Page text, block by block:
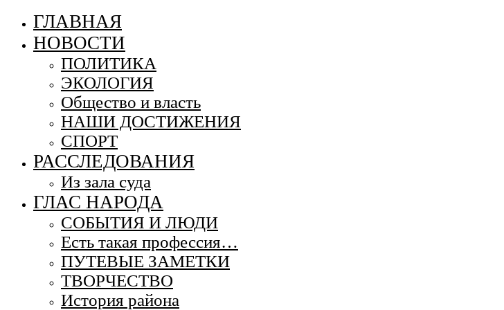
ГЛАВНАЯ
НОВОСТИ
ПОЛИТИКА
ЭКОЛОГИЯ
Общество и власть
НАШИ ДОСТИЖЕНИЯ
СПОРТ
РАССЛЕДОВАНИЯ
Из зала суда
ГЛАС НАРОДА
СОБЫТИЯ И ЛЮДИ
Есть такая профессия…
ПУТЕВЫЕ ЗАМЕТКИ
ТВОРЧЕСТВО
История района